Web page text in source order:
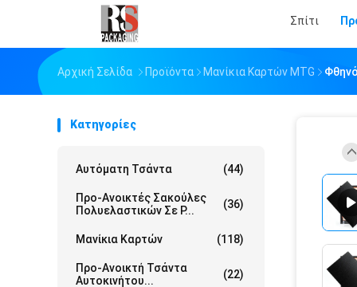
Σπίτι
Αρχική Σελίδα Προϊόντα Μανίκια Καρτών MTG
Κατηγορίες
Αυτόματη Τσάντα (44)
Προ-Ανοικτές Σακούλες
Πολυελαστικών Σε Ρ...
(36)
Μανίκια Καρτών (118)
Προ-Ανοικτή Τσάντα
Αυτοκινήτου...
(22)